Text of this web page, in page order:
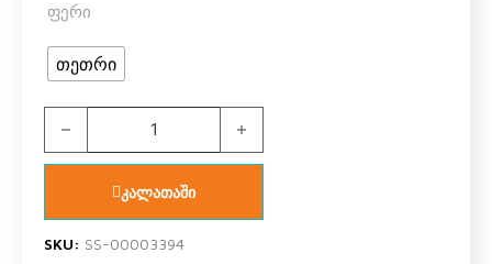
ფერი
თეთრი
Beppi 2196662 ფეხსაცმელი ოთახის თეთრი,
კალათაში
SKU: SS-00003394